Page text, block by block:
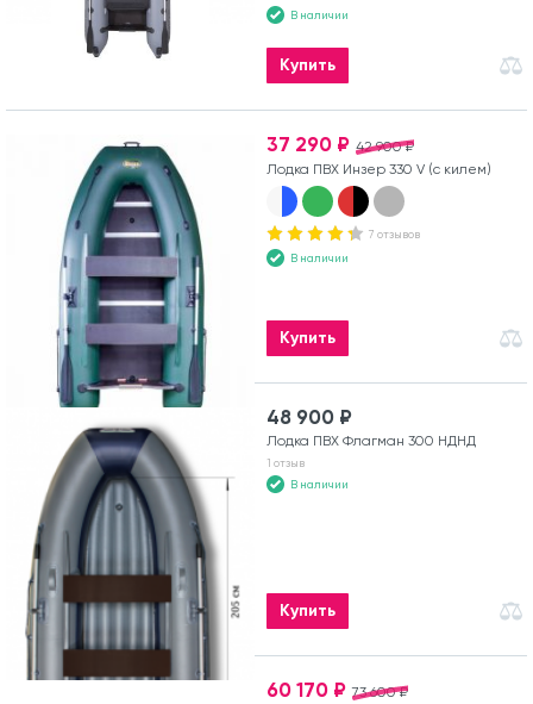
В наличии
Купить
42 900 ₽
37 290 ₽
Лодка ПВХ Инзер 330 V (с килем)
7 отзывов
В наличии
Купить
48 900 ₽
Лодка ПВХ Флагман 300 НДНД
1 отзыв
В наличии
Купить
73 600 ₽
60 170 ₽